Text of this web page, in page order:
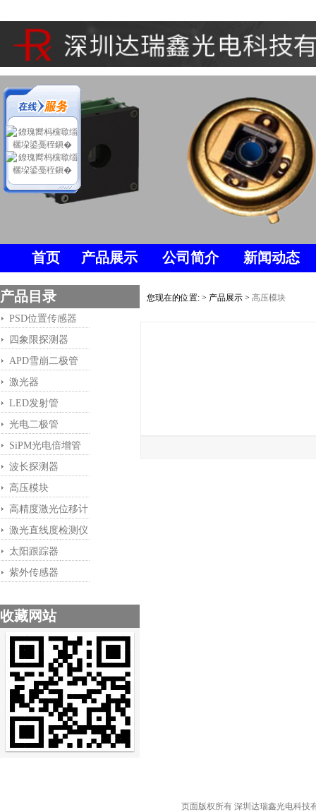
首页 产品展示 公司简介 新闻动态
产品目录 您现在的位置: > 产品展示 > 高压模块
PSD位置传感器
四象限探测器
APD雪崩二极管
激光器
LED发射管
光电二极管
SiPM光电倍增管
波长探测器
高压模块
高精度激光位移计
激光直线度检测仪
太阳跟踪器
紫外传感器
收藏网站
页面版权所有 深圳达瑞鑫光电科技